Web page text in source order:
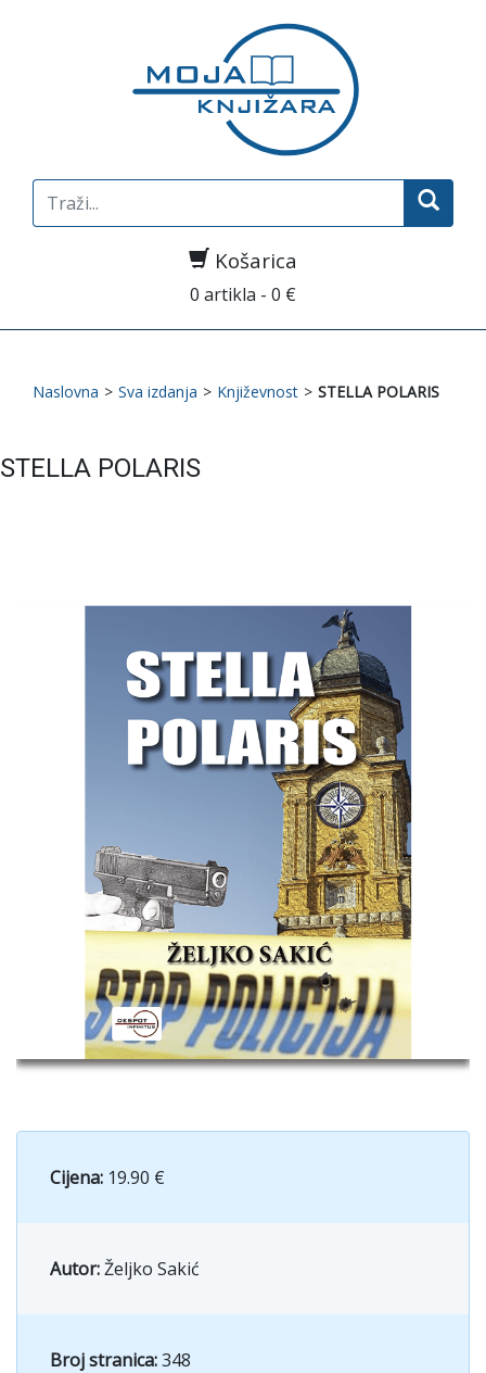
Search
for:
Košarica
0 artikla - 0 €
Naslovna > Sva izdanja > Književnost > STELLA POLARIS
STELLA POLARIS
Cijena: 19.90 €
Autor:Željko Sakić
Broj stranica:348